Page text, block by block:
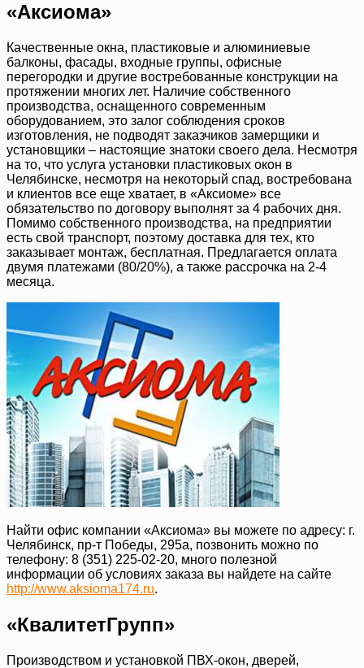
«Аксиома»
Качественные окна, пластиковые и алюминиевые
балконы, фасады, входные группы, офисные
перегородки и другие востребованные конструкции на
протяжении многих лет. Наличие собственного
производства, оснащенного современным
оборудованием, это залог соблюдения сроков
изготовления, не подводят заказчиков замерщики и
установщики – настоящие знатоки своего дела. Несмотря
на то, что услуга установки пластиковых окон в
Челябинске, несмотря на некоторый спад, востребована
и клиентов все еще хватает, в «Аксиоме» все
обязательство по договору выполнят за 4 рабочих дня.
Помимо собственного производства, на предприятии
есть свой транспорт, поэтому доставка для тех, кто
заказывает монтаж, бесплатная. Предлагается оплата
двумя платежами (80/20%), а также рассрочка на 2-4
месяца.
Найти офис компании «Аксиома» вы можете по адресу: г.
Челябинск, пр-т Победы, 295а, позвонить можно по
телефону: 8 (351) 225-02-20, много полезной
информации об условиях заказа вы найдете на сайте
http://www.aksioma174.ru.
«КвалитетГрупп»
Производством и установкой ПВХ-окон, дверей,